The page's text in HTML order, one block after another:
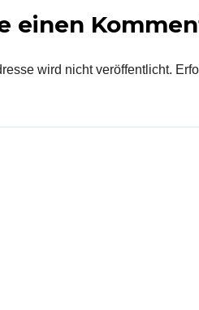
einen
wird nicht veröffentlicht.